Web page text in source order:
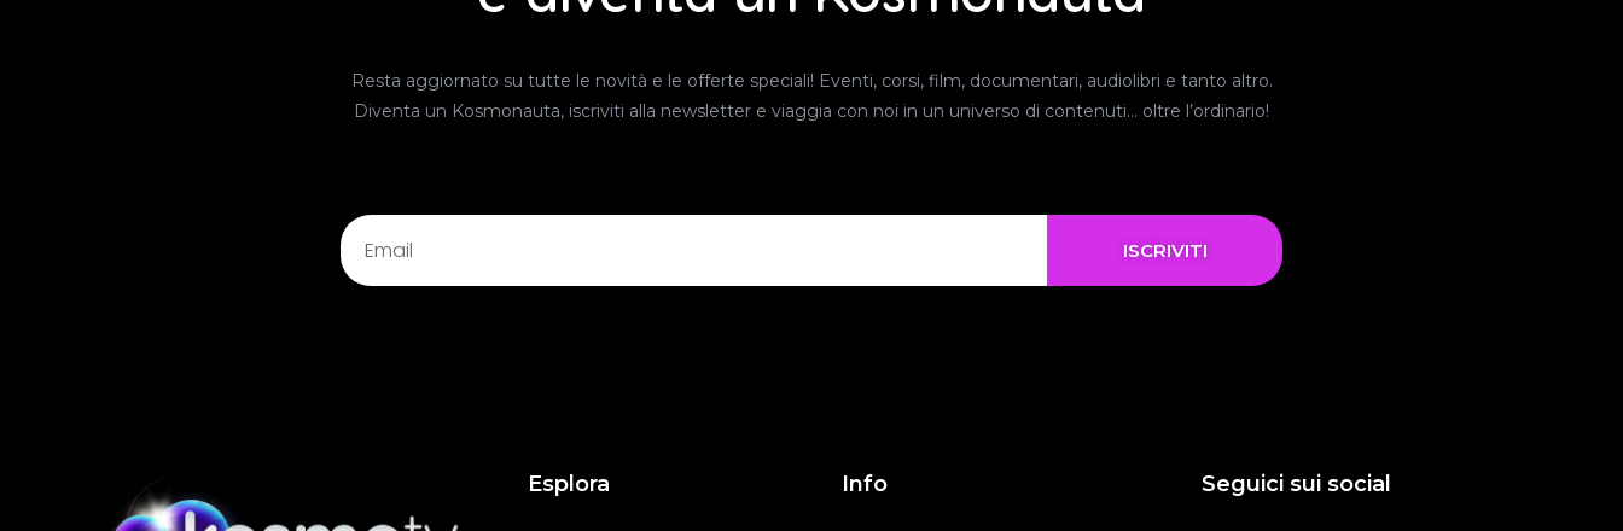
Resta aggiornato su tutte le novità e le offerte speciali! Eventi, corsi, film, documentari, audiolibri e tanto altro.
Diventa un Kosmonauta, iscriviti alla newsletter e viaggia con noi in un universo di contenuti… oltre l’ordinario!
ISCRIVITI
Esplora Info Seguici sui social